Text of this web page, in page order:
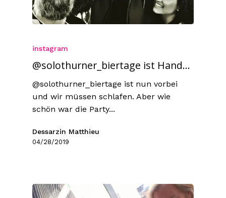
instagram
@solothurner_biertage ist Hand...
@solothurner_biertage ist nun vorbei
und wir müssen schlafen. Aber wie
schön war die Party...
Dessarzin Matthieu
04/28/2019